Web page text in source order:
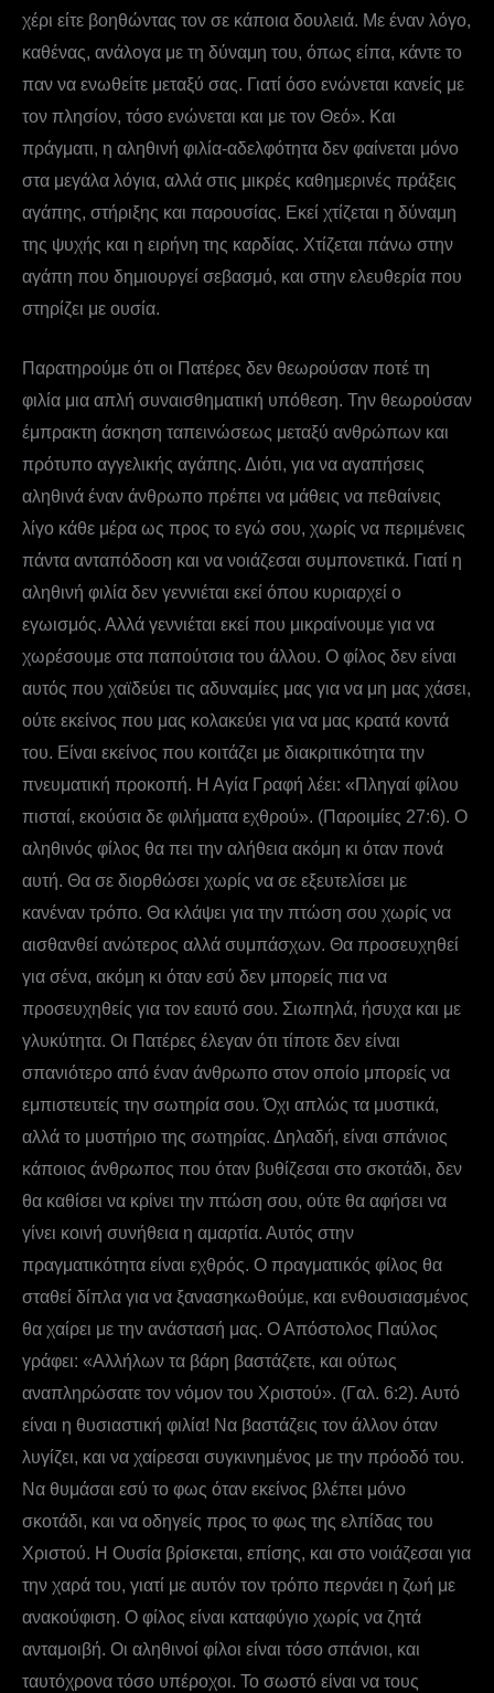
χέρι είτε βοηθώντας τον σε κάποια δουλειά. Με έναν λόγο,
καθένας, ανάλογα με τη δύναμη του, όπως είπα, κάντε το
παν να ενωθείτε μεταξύ σας. Γιατί όσο ενώνεται κανείς με
τον πλησίον, τόσο ενώνεται και με τον Θεό». Και
πράγματι, η αληθινή φιλία-αδελφότητα δεν φαίνεται μόνο
στα μεγάλα λόγια, αλλά στις μικρές καθημερινές πράξεις
αγάπης, στήριξης και παρουσίας. Εκεί χτίζεται η δύναμη
της ψυχής και η ειρήνη της καρδίας. Χτίζεται πάνω στην
αγάπη που δημιουργεί σεβασμό, και στην ελευθερία που
στηρίζει με ουσία.
Παρατηρούμε ότι οι Πατέρες δεν θεωρούσαν ποτέ τη
φιλία μια απλή συναισθηματική υπόθεση. Την θεωρούσαν
έμπρακτη άσκηση ταπεινώσεως μεταξύ ανθρώπων και
πρότυπο αγγελικής αγάπης. Διότι, για να αγαπήσεις
αληθινά έναν άνθρωπο πρέπει να μάθεις να πεθαίνεις
λίγο κάθε μέρα ως προς το εγώ σου, χωρίς να περιμένεις
πάντα ανταπόδοση και να νοιάζεσαι συμπονετικά. Γιατί η
αληθινή φιλία δεν γεννιέται εκεί όπου κυριαρχεί ο
εγωισμός. Αλλά γεννιέται εκεί που μικραίνουμε για να
χωρέσουμε στα παπούτσια του άλλου. Ο φίλος δεν είναι
αυτός που χαϊδεύει τις αδυναμίες μας για να μη μας χάσει,
ούτε εκείνος που μας κολακεύει για να μας κρατά κοντά
του. Είναι εκείνος που κοιτάζει με διακριτικότητα την
πνευματική προκοπή. Η Αγία Γραφή λέει: «Πληγαί φίλου
πισταί, εκούσια δε φιλήματα εχθρού». (Παροιμίες 27:6). Ο
αληθινός φίλος θα πει την αλήθεια ακόμη κι όταν πονά
αυτή. Θα σε διορθώσει χωρίς να σε εξευτελίσει με
κανέναν τρόπο. Θα κλάψει για την πτώση σου χωρίς να
αισθανθεί ανώτερος αλλά συμπάσχων. Θα προσευχηθεί
για σένα, ακόμη κι όταν εσύ δεν μπορείς πια να
προσευχηθείς για τον εαυτό σου. Σιωπηλά, ήσυχα και με
γλυκύτητα. Οι Πατέρες έλεγαν ότι τίποτε δεν είναι
σπανιότερο από έναν άνθρωπο στον οποίο μπορείς να
εμπιστευτείς την σωτηρία σου. Όχι απλώς τα μυστικά,
αλλά το μυστήριο της σωτηρίας. Δηλαδή, είναι σπάνιος
κάποιος άνθρωπος που όταν βυθίζεσαι στο σκοτάδι, δεν
θα καθίσει να κρίνει την πτώση σου, ούτε θα αφήσει να
γίνει κοινή συνήθεια η αμαρτία. Αυτός στην
πραγματικότητα είναι εχθρός. Ο πραγματικός φίλος θα
σταθεί δίπλα για να ξανασηκωθούμε, και ενθουσιασμένος
θα χαίρει με την ανάστασή μας. Ο Απόστολος Παύλος
γράφει: «Αλλήλων τα βάρη βαστάζετε, και ούτως
αναπληρώσατε τον νόμον του Χριστού». (Γαλ. 6:2). Αυτό
είναι η θυσιαστική φιλία! Να βαστάζεις τον άλλον όταν
λυγίζει, και να χαίρεσαι συγκινημένος με την πρόοδό του.
Να θυμάσαι εσύ το φως όταν εκείνος βλέπει μόνο
σκοτάδι, και να οδηγείς προς το φως της ελπίδας του
Χριστού. Η Ουσία βρίσκεται, επίσης, και στο νοιάζεσαι για
την χαρά του, γιατί με αυτόν τον τρόπο περνάει η ζωή με
ανακούφιση. Ο φίλος είναι καταφύγιο χωρίς να ζητά
ανταμοιβή. Οι αληθινοί φίλοι είναι τόσο σπάνιοι, και
ταυτόχρονα τόσο υπέροχοι. Το σωστό είναι να τους